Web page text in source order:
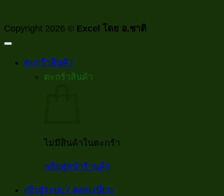
Copyright 2026 © Excel โดย อ.ชาติ
ตะกร้าสินค้า
ตะกร้าสินค้า
ไม่มีสินค้าในตะกร้า
กลับสู่หน้าร้านค้า
เข้าสู่ระบบ / ลงทะเบียน